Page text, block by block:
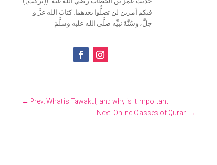
فيكم أمرين لن تضلُّوا بعدهما: كتابَ الله عزَّ و
جلَّ، وسُنَّةَ نبيِّه صلَّى الله عليه وسلَّمَ
← Prev: What is Tawakul, and why is it important
Next: Online Classes of Quran →